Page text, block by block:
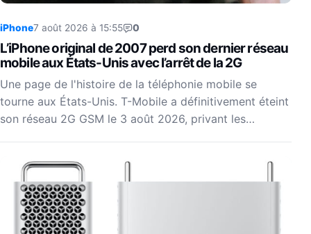
iPhone7 août 2026 à 15:55 0
L’iPhone original de 2007 perd son dernier réseau
mobile aux États-Unis avec l’arrêt de la 2G
Une page de l'histoire de la téléphonie mobile se
tourne aux États-Unis. T-Mobile a définitivement éteint
son réseau 2G GSM le 3 août 2026, privant les…